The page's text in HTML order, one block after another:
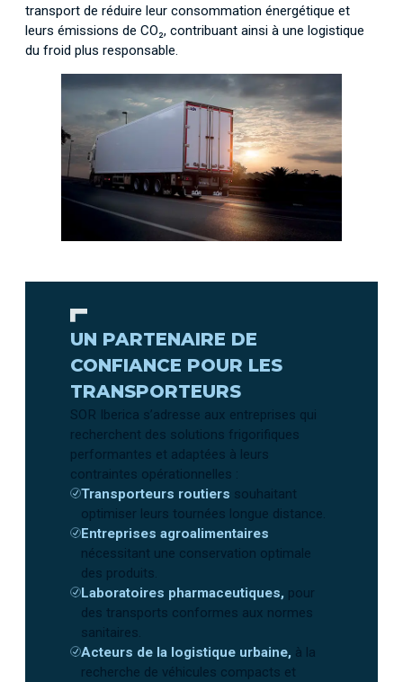
transport de réduire leur consommation énergétique et
leurs émissions de CO₂, contribuant ainsi à une logistique
du froid plus responsable.
UN PARTENAIRE DE
CONFIANCE POUR LES
TRANSPORTEURS
SOR Iberica s’adresse aux entreprises qui
recherchent des solutions frigorifiques
performantes et adaptées à leurs
contraintes opérationnelles :
Transporteurs routiers souhaitant
optimiser leurs tournées longue distance.
Entreprises agroalimentaires
nécessitant une conservation optimale
des produits.
Laboratoires pharmaceutiques, pour
des transports conformes aux normes
sanitaires.
Acteurs de la logistique urbaine, à la
recherche de véhicules compacts et